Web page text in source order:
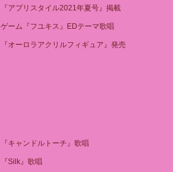
『アプリスタイル2021年夏号』掲載
ゲーム『フユキス』EDテーマ歌唱
『オーロラアクリルフィギュア』発売
『キャンドルトーチ』歌唱
『Silk』歌唱